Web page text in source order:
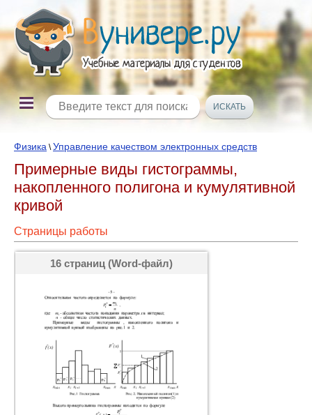
Физика \Управление качеством электронных средств
Примерные виды гистограммы,
накопленного полигона и кумулятивной
кривой
Страницы работы
16 страниц (Word-файл)